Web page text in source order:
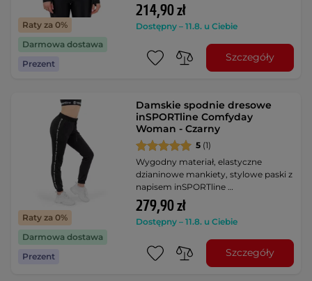
Raty za 0%
Darmowa dostawa
Prezent
214,90 zł
Dostępny – 11.8. u Ciebie
Szczegóły
Raty za 0%
Darmowa dostawa
Prezent
Damskie spodnie dresowe
inSPORTline Comfyday
Woman - Czarny
5 (1)
Wygodny materiał, elastyczne
dzianinowe mankiety, stylowe paski z
napisem inSPORTline …
279,90 zł
Dostępny – 11.8. u Ciebie
Szczegóły